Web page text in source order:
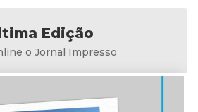
Edição
o Jornal Impresso